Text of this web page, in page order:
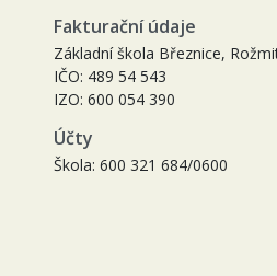
Fakturační údaje
Základní škola Březnice,
IČO: 489 54 543
IZO: 600 054 390
Účty
Škola: 600 321 684/0600